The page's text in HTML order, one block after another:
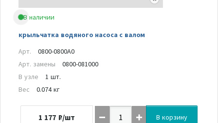
В наличии
крыльчатка водяного насоса с валом
Арт.
0800-0800A0
Арт. замены
0800-081000
В узле
1 шт.
Вес
0.074 кг
1 177 ₽/шт В корзину